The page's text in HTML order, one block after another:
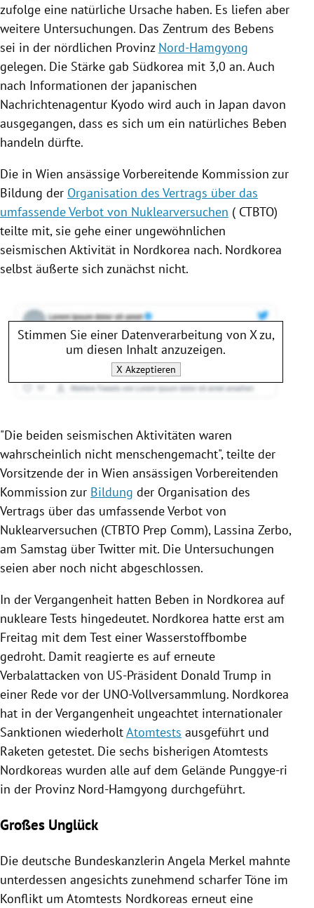
zufolge eine natürliche Ursache haben. Es liefen aber
weitere Untersuchungen. Das Zentrum des Bebens
sei in der nördlichen Provinz Nord-Hamgyong
gelegen. Die Stärke gab Südkorea mit 3,0 an. Auch
nach Informationen der japanischen
Nachrichtenagentur Kyodo wird auch in Japan davon
ausgegangen, dass es sich um ein natürliches Beben
handeln dürfte.
Die in Wien ansässige Vorbereitende Kommission zur
Bildung der Organisation des Vertrags über das
umfassende Verbot von Nuklearversuchen ( CTBTO)
teilte mit, sie gehe einer ungewöhnlichen
seismischen Aktivität in Nordkorea nach. Nordkorea
selbst äußerte sich zunächst nicht.
Stimmen Sie einer Datenverarbeitung von Xzu,
um diesen Inhalt anzuzeigen.
X Akzeptieren
"Die beiden seismischen Aktivitäten waren
wahrscheinlich nicht menschengemacht", teilte der
Vorsitzende der in Wien ansässigen Vorbereitenden
Kommission zur Bildung der Organisation des
Vertrags über das umfassende Verbot von
Nuklearversuchen (CTBTO Prep Comm), Lassina Zerbo,
am Samstag überTwitter mit. Die Untersuchungen
seien aber noch nicht abgeschlossen.
In der Vergangenheit hatten Beben in Nordkorea auf
nukleare Tests hingedeutet. Nordkorea hatte erst am
Freitag mit dem Test einer Wasserstoffbombe
gedroht. Damit reagierte es auf erneute
Verbalattacken von US-Präsident Donald Trump in
einer Rede vor der UNO-Vollversammlung. Nordkorea
hat in der Vergangenheit ungeachtet internationaler
Sanktionen wiederholtAtomtests ausgeführt und
Raketen getestet. Die sechs bisherigen Atomtests
Nordkoreas wurden alle auf dem Gelände Punggye-ri
in der Provinz Nord-Hamgyong durchgeführt.
Großes Unglück
Die deutsche Bundeskanzlerin Angela Merkel mahnte
unterdessen angesichts zunehmend scharfer Töne im
Konflikt um Atomtests Nordkoreas erneut eine